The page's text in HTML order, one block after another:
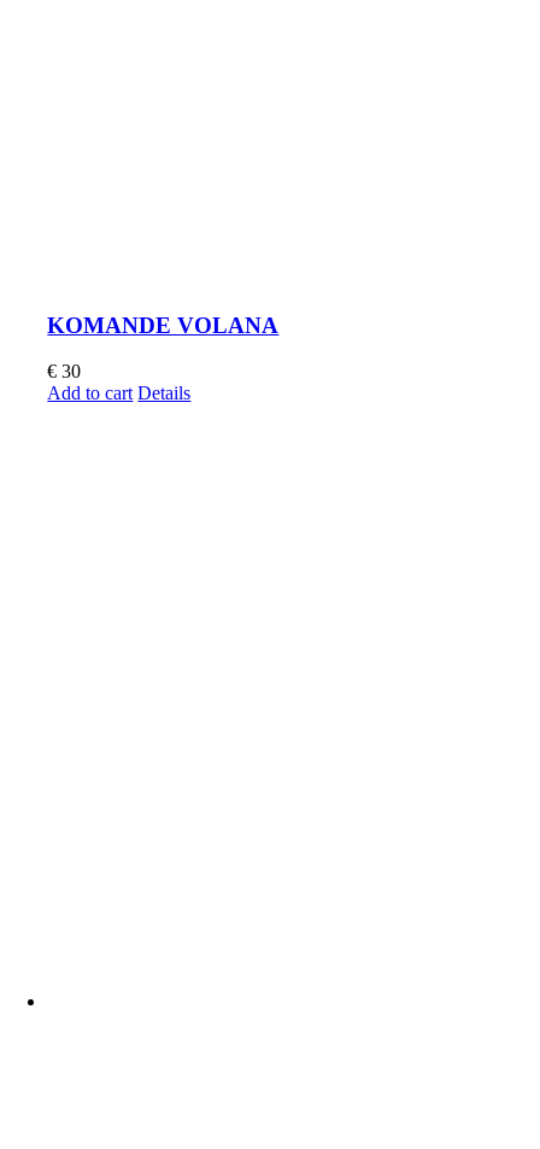
KOMANDE VOLANA
€ 30
Add to cart Details